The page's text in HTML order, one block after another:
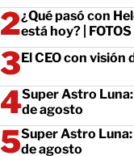
¿Qué pasó con
está hoy? | FOTOS
El CEO con visión
Super Astro
de agosto
Super Astro
de agosto